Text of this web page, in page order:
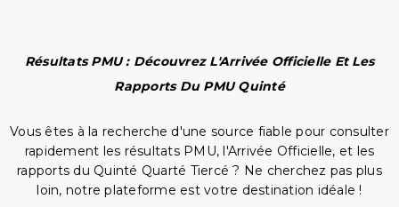
Résultats PMU : Découvrez L'Arrivée Officielle Et Les
Rapports Du PMU Quinté
Vous êtes à la recherche d'une source fiable pour consulter
rapidement les résultats PMU, l'Arrivée Officielle, et les
rapports du Quinté Quarté Tiercé ? Ne cherchez pas plus
loin, notre plateforme est votre destination idéale !